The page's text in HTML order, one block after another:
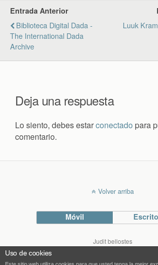
Entrada Anterior
Biblioteca Digital Dada -
The International Dada
Archive
Luuk
Deja una respuesta
Lo siento, debes estarconectado para
comentario.
Volver arriba
Móvil
Judit bellostes
Blog de arquitectura
Uso de cookies